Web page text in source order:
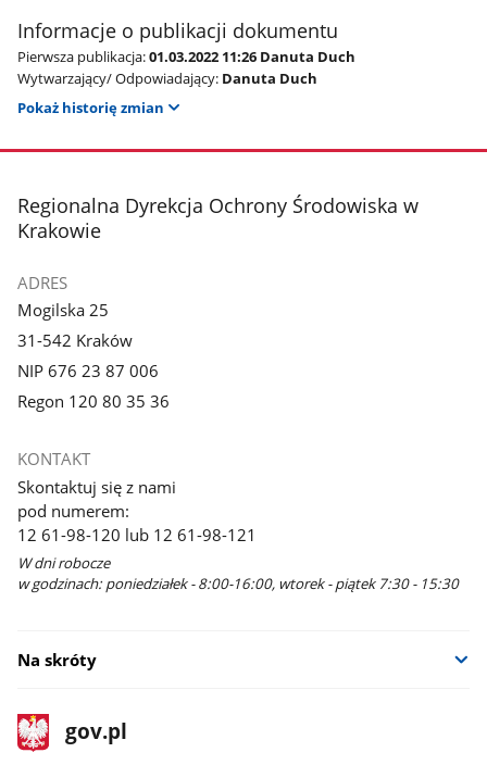
Informacje o publikacji dokumentu
Pierwsza publikacja:01.03.2022 11:26 Danuta Duch
Wytwarzający/ Odpowiadający: Danuta Duch
Pokaż historię zmian
stopka
Regionalna Dyrekcja Ochrony Środowiska w
Krakowie
ADRES
Mogilska 25
31-542 Kraków
NIP 676 23 87 006
Regon 120 80 35 36
KONTAKT
Skontaktuj się z nami
pod numerem:
12 61-98-120 lub 12 61-98-121
W dni robocze
w godzinach: poniedziałek - 8:00-16:00, wtorek - piątek 7:30 - 15:30
Na skróty
stopka
gov.pl
Strona
gov.pl